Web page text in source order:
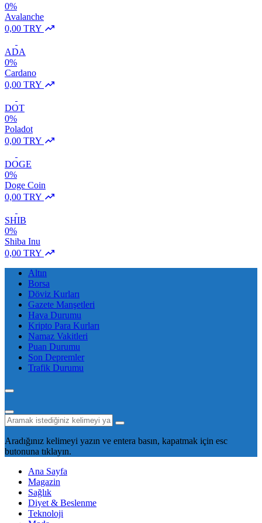
0%
Avalanche
0,00 TRY
ADA
0%
Cardano
0,00 TRY
DOT
0%
Poladot
0,00 TRY
DOGE
0%
Doge Coin
0,00 TRY
SHIB
0%
Shiba Inu
0,00 TRY
Altın
Borsa
Döviz Kurları
Gazete Manşetleri
Hava Durumu
Kripto Para Kurları
Namaz Vakitleri
Puan Durumu
Son Depremler
Trafik Durumu
Aradığınız kelimeyi yazın ve entera basın, kapatmak için esc
butonuna tıklayın.
Ana Sayfa
Magazin
Sağlık
Diyet & Beslenme
Teknoloji